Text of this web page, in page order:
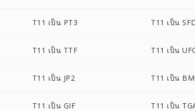
T11 เป็น PT3 T11 เป็น
T11 เป็น TTF T11 เป็น
T11 เป็น JP2 T11 เป็น
T11 เป็น GIF T11 เป็น